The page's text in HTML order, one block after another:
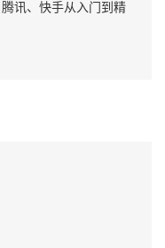
讯、快手从入门到精